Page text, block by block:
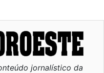
jornalístico da